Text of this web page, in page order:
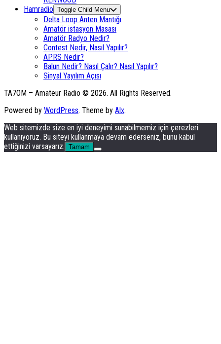
Hamradio Toggle Child Menu
Delta Loop Anten Mantığı
Amatör istasyon Masası
Amatör Radyo Nedir?
Contest Nedir, Nasıl Yapılır?
APRS Nedir?
Balun Nedir? Nasıl Çalır? Nasıl Yapılır?
Sinyal Yayılım Açısı
TA7OM – Amateur Radio © 2026. All Rights Reserved.
Powered by WordPress. Theme by Alx.
Web sitemizde size en iyi deneyimi sunabilmemiz için çerezleri
kullanıyoruz. Bu siteyi kullanmaya devam ederseniz, bunu kabul
ettiğinizi varsayarız. Tamam